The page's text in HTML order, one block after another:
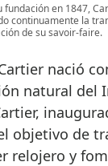
fundación en 1847,
continuamente la
de su savoir-faire.
nació
natural del
objetivo de
relojero y